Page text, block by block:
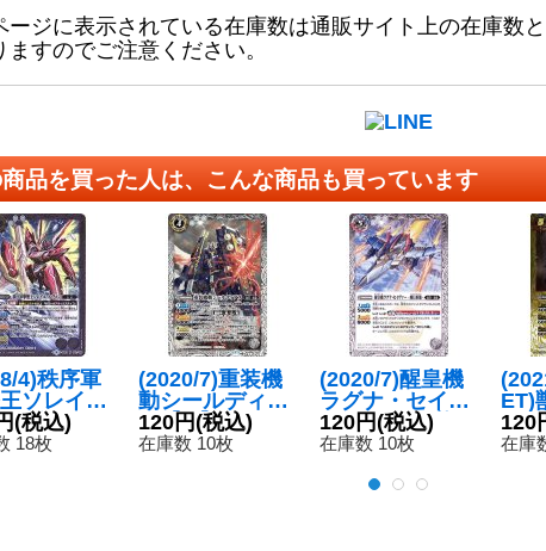
ージに表示されている在庫数は通販サイト上の在庫数
ますのでご注意ください。
品を買った人は、こんな商品も買っています
4)秩序軍
ソレイ
ヴァン
{BS43-04
(税込)
18枚
(2020/7)重装機
動シールディア
ス【M】{BS53-
040}《白》
120円(税込)
在庫数 10枚
(2020/7)醒皇機
ラグナ・セイヴ
ァー-飛行形態-/
醒皇機ラグナ・
形態-【転醒R】
120円(税込)
在庫数 10枚
ET)
フェ
ー/
120
在庫